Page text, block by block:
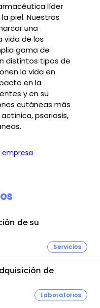
líder
piel. Nuestros
una
vida de los
gama de
distintos tipos de
la vida en
en la
y en su
cutáneas más
psoriasis,
empresa
de su
Servicios
de
Laboratorios